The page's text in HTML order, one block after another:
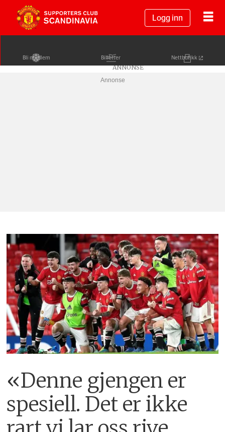
Logg inn
Bli medlem Billetter Nettbutikk
Annonse
«Denne gjengen er
spesiell. Det er ikke